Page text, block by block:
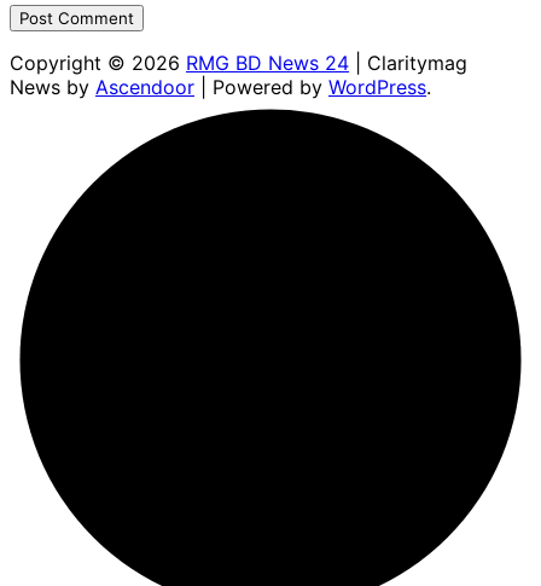
Copyright © 2026 RMG BD News 24 | Claritymag
News by Ascendoor | Powered by WordPress.